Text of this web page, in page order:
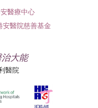
醫療中心
安醫院慈善基金
大能
醫院